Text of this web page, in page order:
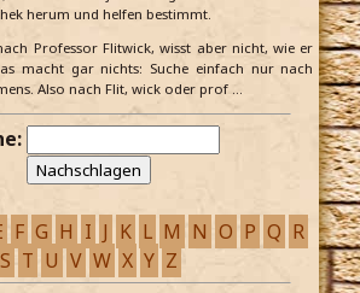
Mitglied werden!
herum und helfen bestimmt.
Professor Flitwick, wisst aber nicht, wie er
macht gar nichts: Suche einfach nur nach
Also nach Flit, wick oder prof …
F G H I J K L M N O P Q R
S T U V W X Y Z